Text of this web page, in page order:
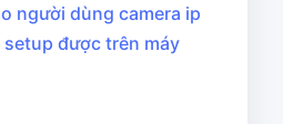
người dùng camera ip
được trên máy